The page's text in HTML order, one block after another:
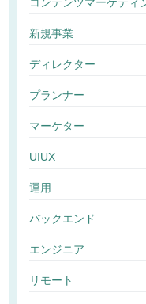
新規事業
ディレクター
プランナー
マーケター
UIUX
運用
バックエンド
エンジニア
リモート